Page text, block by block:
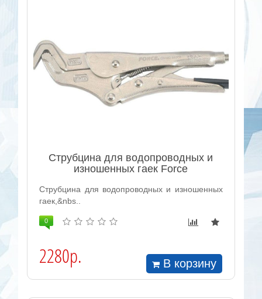
Струбцина для водопроводных и
изношенных гаек Force
Струбцина для водопроводных и изношенных
гаек,&nbs..
0
2280р. В корзину